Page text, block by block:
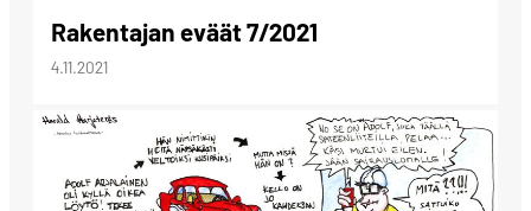
Rakentajan eväät 7/2021
4.11.2021